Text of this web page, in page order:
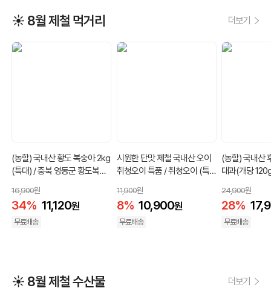
☀️ 8월 제철 먹거리 더보기
(농할) 국내산 황도 복숭아 2kg
(특대) / 충북 영동군 황도복숭
16,900원
34% 11,120원
무료배송
시원한 단맛 제철 국내산 오이
취청오이 특품 / 취청오이 (특
11,900원
8% 10,900원
무료배송
(농할) 국내산
대과(개당
외)
24,900원
28%
무료배송
☀️ 8월 제철 수산물 더보기